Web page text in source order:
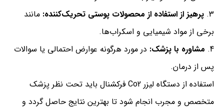
پرهیز از استفاده از محصولات پوستی تحریک‌کننده: مانند
برخی از مواد شیمیایی و اسکراب‌ها.
مشاوره با پزشک: در مورد هرگونه عوارض احتمالی یا سوالات
پس از درمان.
استفاده از دستگاه لیزر Co2 فرکشنال باید تحت نظر پزشک
متخصص و مجرب انجام شود تا بهترین نتایج حاصل گردد و